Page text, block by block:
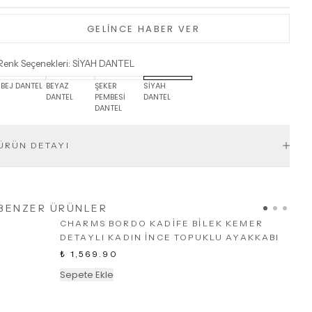
GELİNCE HABER VER
Seçenekleri: SİYAH DANTEL
BEJ DANTEL BEYAZ
DANTEL
ŞEKER
PEMBESİ
DANTEL
SİYAH
DANTEL
DETAYI
ÜRÜNLER
CHARMS BORDO KADİFE BİLEK KEMER
DETAYLI KADIN İNCE TOPUKLU AYAKKABI
₺ 1,569.90
Sepete Ekle